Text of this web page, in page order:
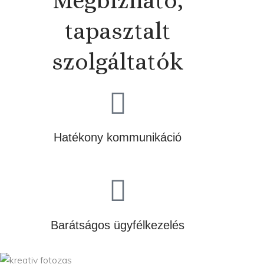
tapasztalt
szolgáltatók
Hatékony kommunikáció
Barátságos ügyfélkezelés